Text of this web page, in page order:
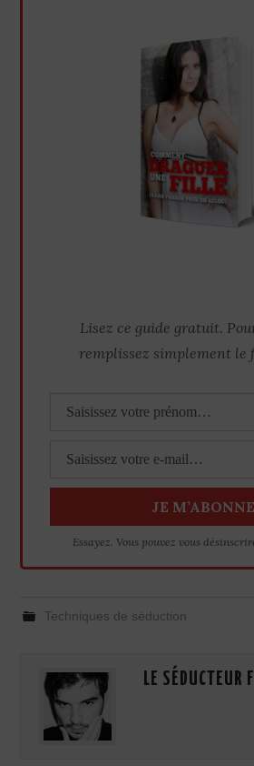
Lisez ce guide gratuit.
remplissez simplement le
Essayez. Vous pouvez vous
Techniques de séduction
LE SÉDUCTEUR